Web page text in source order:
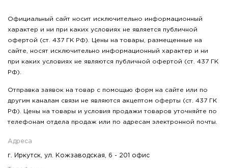
Официальный сайт носит исключительно информационный
характер и ни при каких условиях не является публичной
офертой (ст. 437 ГК РФ). Цены на товары, размещенные на
сайте, носят исключительно информационный характер и ни
при каких условиях не являются публичной офертой (ст. 437 ГК
РФ).
Отправка заявок на товар с помощью форм на сайте или по
другим каналам связи не являются акцептом оферты (ст. 437 ГК
РФ). Цены на товары и условия продажи товаров уточняйте по
телефонам отдела продаж или по адресам электронной почты.
Адреса
г. Иркутск, ул. Кожзаводская, 6 - 201 офис